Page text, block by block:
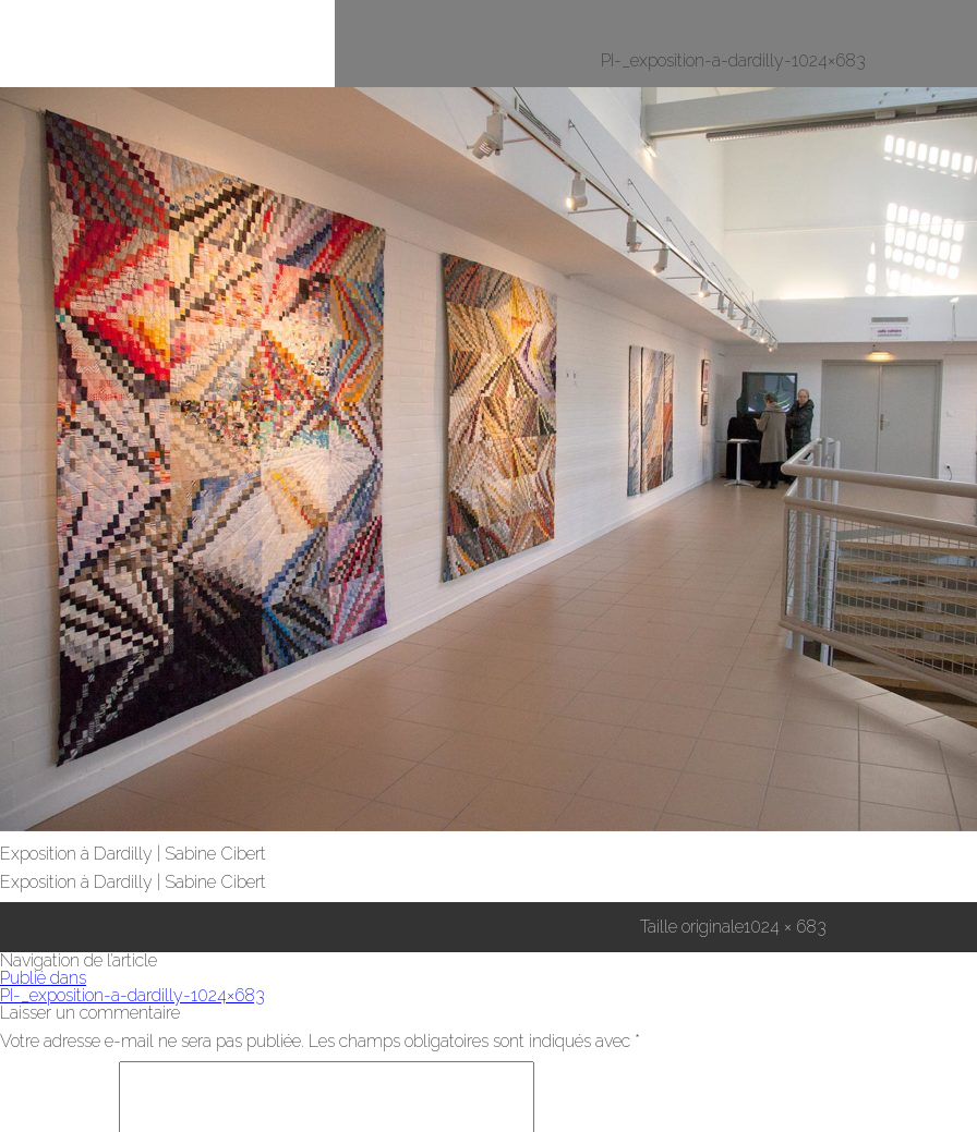
PI-_exposition-a-dardilly-1024×683
Exposition à Dardilly | Sabine Cibert
Exposition à Dardilly | Sabine Cibert
Taille originale1024 × 683
Navigation de l’article
Publié dans
PI-_exposition-a-dardilly-1024×683
Laisser un commentaire
Votre adresse e-mail ne sera pas publiée. Les champs obligatoires sont indiqués avec *